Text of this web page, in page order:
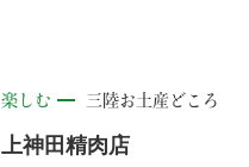
楽しむ 三陸お土産どころ
上神田精肉店